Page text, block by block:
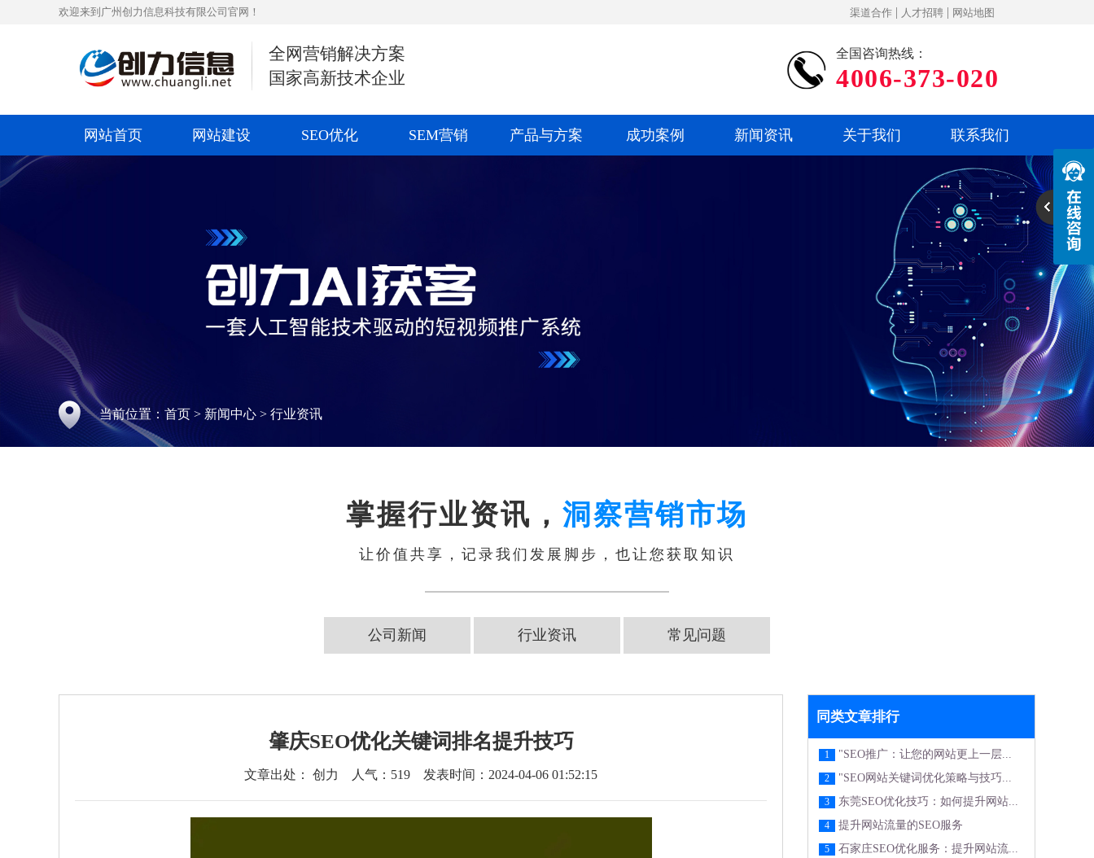
欢迎来到广州创力信息科技有限公司官网！ 渠道合作 | 人才招聘 | 网站地图
全网营销解决方案
国家高新技术企业
全国咨询热线：
4006-373-020
网站首页 网站建设 SEO优化 SEM营销 产品与方案 成功案例 新闻资讯 关于我们 联系我们
当前位置： 首页 > 新闻中心 > 行业资讯
掌握行业资讯， 洞察营销市场
让价值共享，记录我们发展脚步，也让您获取知识
公司新闻 行业资讯 常见问题
肇庆SEO优化关键词排名提升技巧
文章出处： 创力 人气： 519 发表时间：2024-04-06 01:52:15
同类文章排行
1 "SEO推广：让您的网站更上一层...
2 "SEO网站关键词优化策略与技巧...
3 东莞SEO优化技巧：如何提升网站...
4 提升网站流量的SEO服务
5 石家庄SEO优化服务：提升网站流...